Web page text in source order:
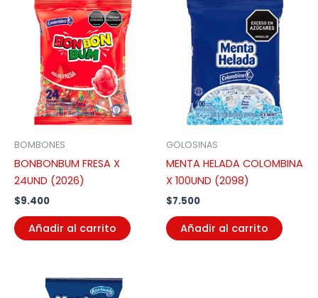
BOMBONES
BONBONBUM FRESA X
24UND (2026)
$9.400
Añadir al carrito
GOLOSINAS
MENTA HELADA COLOMBINA
X 100UND (2098)
$7.500
Añadir al carrito